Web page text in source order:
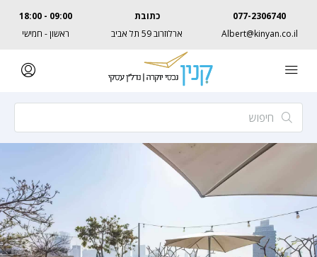
077-2306740
Albert@kinyan.co.il
כתובת
ארלוזרוב 59 תל אביב
09:00 - 18:00
ראשון - חמישי